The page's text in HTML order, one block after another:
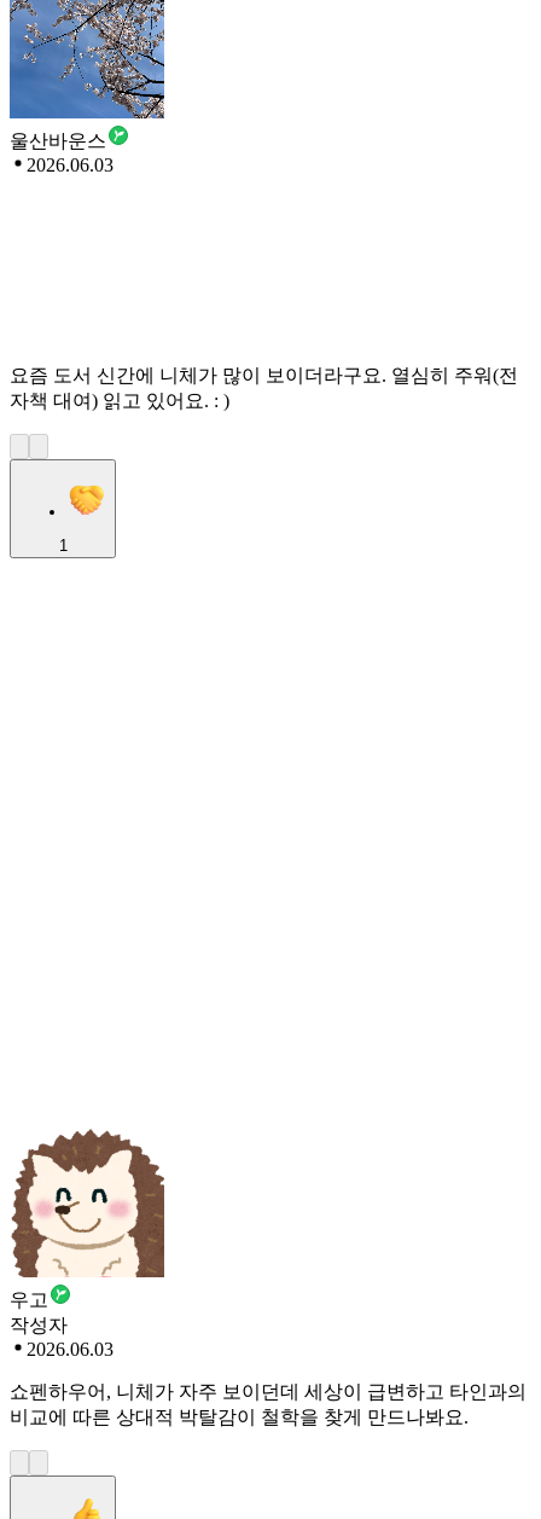
울산바운스
2026.06.03
요즘 도서 신간에 니체가 많이 보이더라구요. 열심히 주워(전
자책 대여) 읽고 있어요. : )
1
우고
작성자
2026.06.03
쇼펜하우어, 니체가 자주 보이던데 세상이 급변하고 타인과의
비교에 따른 상대적 박탈감이 철학을 찾게 만드나봐요.